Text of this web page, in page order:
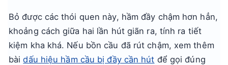
Bỏ được các thói quen này, hầm đầy chậm hơn hẳn,
khoảng cách giữa hai lần hút giãn ra, tính ra tiết
kiệm kha khá. Nếu bồn cầu đã rút chậm, xem thêm
bàidấu hiệu hầm cầu bị đầy cần hút để gọi đúng